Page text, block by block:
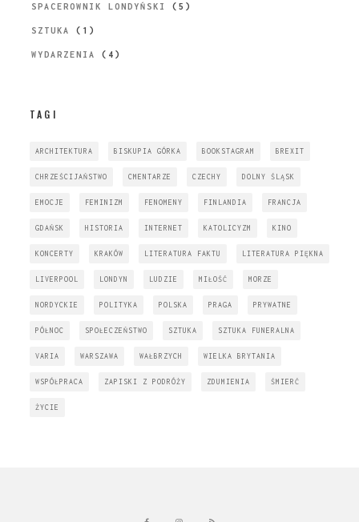
SPACEROWNIK LONDYŃSKI (5)
SZTUKA (1)
WYDARZENIA (4)
TAGI
ARCHITEKTURA BISKUPIA GÓRKA BOOKSTAGRAM BREXIT
CHRZEŚCIJAŃSTWO CMENTARZE CZECHY DOLNY ŚLĄSK
EMOCJE FEMINIZM FENOMENY FINLANDIA FRANCJA
GDAŃSK HISTORIA INTERNET KATOLICYZM KINO
KONCERTY KRAKÓW LITERATURA FAKTU LITERATURA PIĘKNA
LIVERPOOL LONDYN LUDZIE MIŁOŚĆ MORZE
NORDYCKIE POLITYKA POLSKA PRAGA PRYWATNE
PÓŁNOC SPOŁECZEŃSTWO SZTUKA SZTUKA FUNERALNA
VARIA WARSZAWA WAŁBRZYCH WIELKA BRYTANIA
WSPÓŁPRACA ZAPISKI Z PODRÓŻY ZDUMIENIA ŚMIERĆ
ŻYCIE